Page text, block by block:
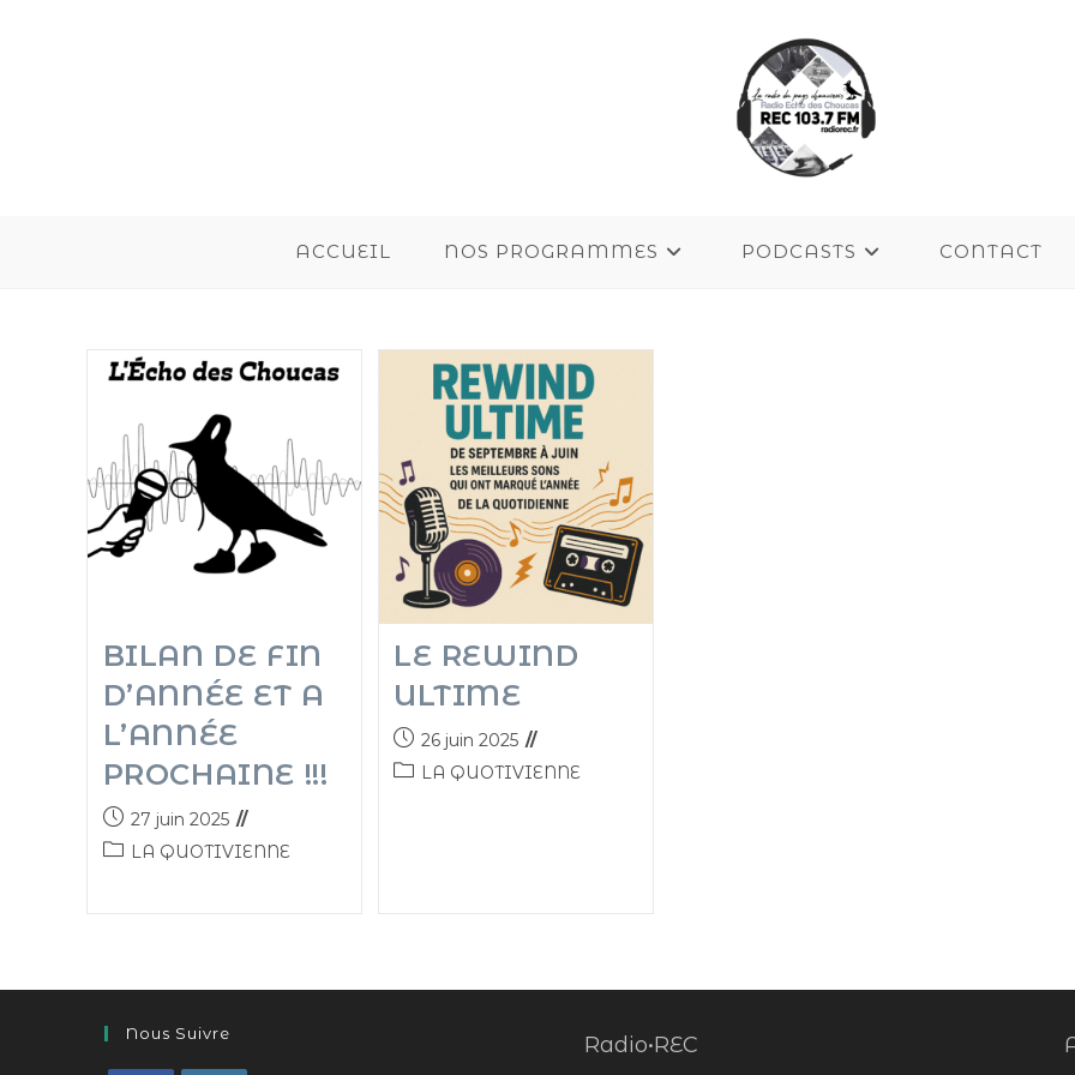
ACCUEIL NOS PROGRAMMES PODCASTS CONTACT
BILAN DE FIN
D’ANNÉE ET A
L’ANNÉE
PROCHAINE !!!
27 juin 2025
LA QUOTIVIENNE
LE REWIND
ULTIME
26 juin 2025
LA QUOTIVIENNE
Nous Suivre
Radio•REC